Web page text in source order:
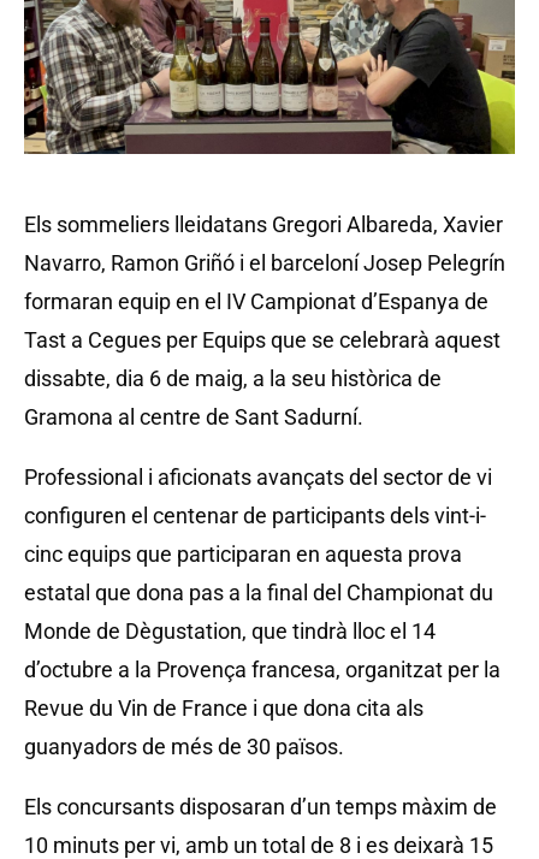
Els sommeliers lleidatans Gregori Albareda, Xavier
Navarro, Ramon Griñó i el barceloní Josep Pelegrín
formaran equip en el IV Campionat d’Espanya de
Tast a Cegues per Equips que se celebrarà aquest
dissabte, dia 6 de maig, a la seu històrica de
Gramona al centre de Sant Sadurní.
Professional i aficionats avançats del sector de vi
configuren el centenar de participants dels vint-i-
cinc equips que participaran en aquesta prova
estatal que dona pas a la final del Championat du
Monde de Dègustation, que tindrà lloc el 14
d’octubre a la Provença francesa, organitzat per la
Revue du Vin de France i que dona cita als
guanyadors de més de 30 països.
Els concursants disposaran d’un temps màxim de
10 minuts per vi, amb un total de 8 i es deixarà 15